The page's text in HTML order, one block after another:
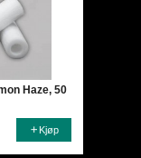
Haze, 50
Kjøp